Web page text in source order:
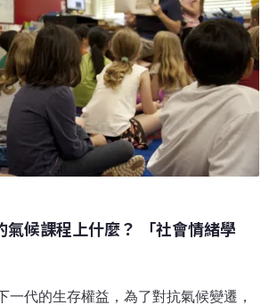
學著名鐘樓對面的Bancroft圖書館看
出「環境之聲：灣區行動主義一世紀」
的起點是1906年4月18日早晨的舊金山
引發的火災造成了3000多人死亡，並摧
積。在重建舊金山的過程中，大家希望
氣候課程上什麼？ 「社會情緒學
一代的生存權益，為了對抗氣候變遷，